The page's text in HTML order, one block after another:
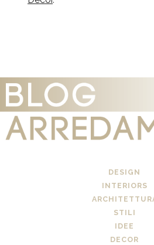
DESIGN
INTERIORS
STILI
IDEE
DECOR